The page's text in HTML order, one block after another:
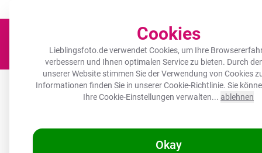
Cookies
Lieblingsfoto.de verwendet Cookies, um Ihre
verbessern und Ihnen optimalen Service zu bieten. Durch
unserer Website stimmen Sie der Verwendung von Cookies
Informationen finden Sie in unsererCookie-Richtlinie. Sie
Ihre Cookie-Einstellungen verwalten... ablehnen
Okay
Leinwand Herdabdeckplatte Wanddeko Küche
Runde Bilderrahmen - Ausblick - Tulpen -